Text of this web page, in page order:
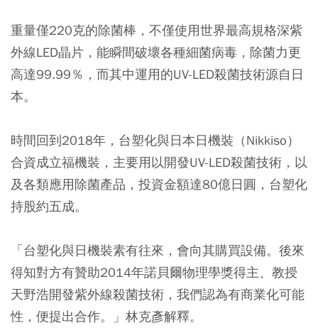
重量僅220克的除菌棒，不僅使用世界最高規格深紫
外線LED晶片，能瞬間破壞各種細菌病毒，除菌力更
高達99.99％，而其中運用的UV-LED殺菌技術源自日
本。
時間回到2018年，台塑化與日本日機裝（Nikkiso）
合資成立福機裝，主要用以開發UV-LED殺菌技術，以
及各類應用除菌產品，投資金額達80億日圓，台塑化
持股約五成。
「台塑化與日機裝素有往來，會向其購買設備。後來
得知對方有贊助2014年諾貝爾物理學獎得主、教授
天野浩開發紫外線殺菌技術，我們認為有商業化可能
性，便提出合作。」林克彥解釋。